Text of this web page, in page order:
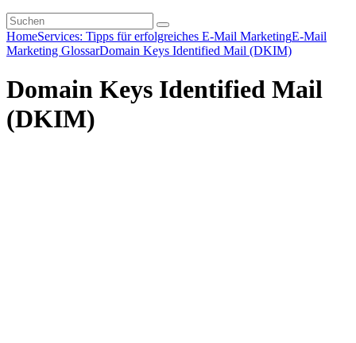
HomeServices: Tipps für erfolgreiches E-Mail MarketingE-Mail
Marketing GlossarDomain Keys Identified Mail (DKIM)
Domain Keys Identified Mail
(DKIM)